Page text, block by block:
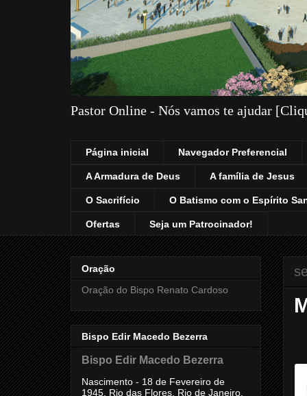
Pastor Online - Nós vamos te ajudar
Página inicial Navegador Preferencial
A Armadura de Deus A família de Jesus
O Sacrifício O Batismo com o Espírito
Ofertas Seja um Patrocinador!
Oração
Oração do Bispo Renato Cardoso
Bispo Edir Macedo Bezerra
Bispo Edir Macedo Bezerra
Nascimento - 18 de Fevereiro de
1945, Rio das Flores, Rio de Janeiro,